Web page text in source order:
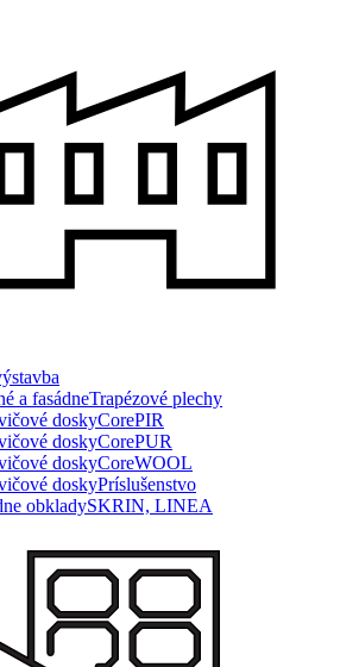
a fasádneTrapézové plechy
doskyCorePIR
doskyCorePUR
doskyCoreWOOL
doskyPríslušenstvo
obkladySKRIN, LINEA